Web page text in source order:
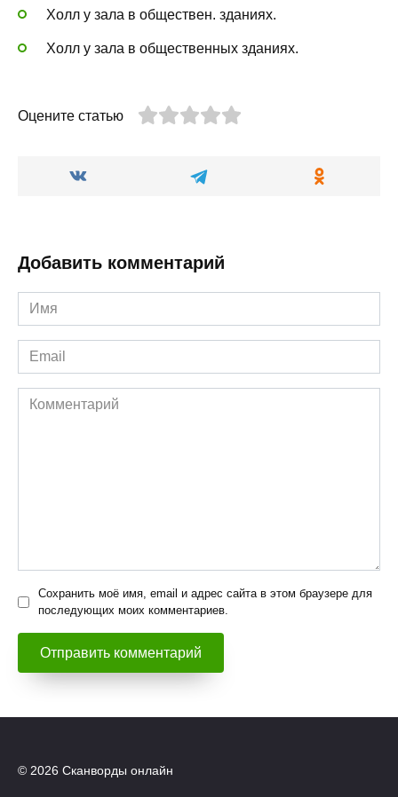
Холл у зала в обществен. зданиях.
Холл у зала в общественных зданиях.
Оцените статью
Добавить комментарий
Имя
*
Email
*
Комментарий
Сохранить моё имя, email и адрес сайта в этом браузере для
последующих моих комментариев.
© 2026 Сканворды онлайн